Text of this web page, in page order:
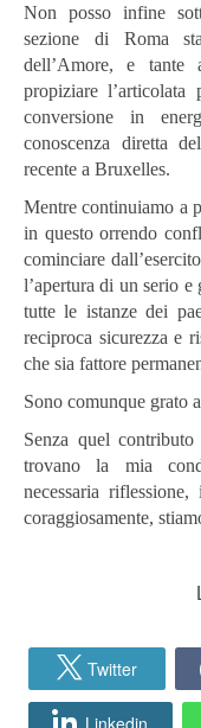
Non posso infine
sezione di Roma
dell’Amore, e tante
propiziare
conversione in
conoscenza diretta
recente a Bruxelles.
Mentre continuiamo a
in questo orrendo
cominciare
l’apertura di un serio
tutte le istanze dei
reciproca sicurezza e
che sia fattore
Sono comunque grato
Senza quel
trovano la mia
necessaria
coraggiosamente,
Twitter
Linkedin